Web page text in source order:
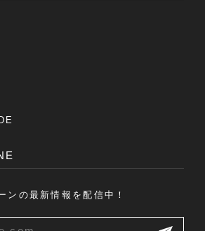
ンの最新情報を配信中！